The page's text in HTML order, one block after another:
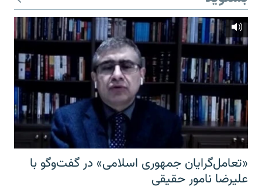
«تعامل‌گرایان جمهوری اسلامی» در گفت‌وگو با
علیرضا نامور حقیقی